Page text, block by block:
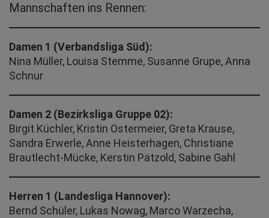
Mannschaften ins Rennen:
Damen 1 (Verbandsliga Süd):
Nina Müller, Louisa Stemme, Susanne Grupe, Anna
Schnur
Damen 2 (Bezirksliga Gruppe 02):
Birgit Küchler, Kristin Ostermeier, Greta Krause,
Sandra Erwerle, Anne Heisterhagen, Christiane
Brautlecht-Mücke, Kerstin Pätzold, Sabine Gahl
Herren 1 (Landesliga Hannover):
Bernd Schüler, Lukas Nowag, Marco Warzecha,